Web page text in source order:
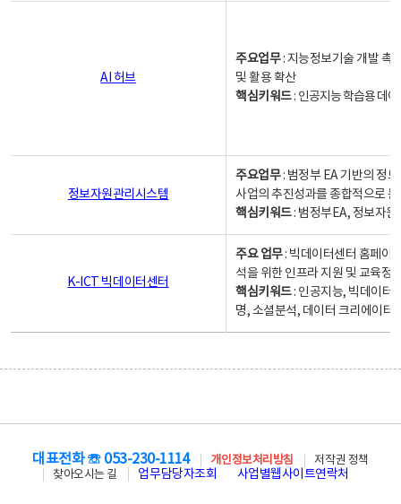
AI 허브
주요업무: 지능정보기술 개발 촉
및 활용 확산
핵심키워드: 인공지능 학습용 데
정보자원관리시스템
주요업무: 범정부 EA 기반의 정
사업의 추진성과를 종합적으로
핵심키워드: 범정부EA, 정보자
K-ICT 빅데이터센터
주요 업무: 빅데이터센터 홈페이
석을 위한 인프라 지원 및 교육정
핵심키워드: 인공지능, 빅데이터,
명, 소셜분석, 데이터 크리에이터
대표전화 ☏ 053-230-1114 개인정보처리방침
저작권 정책
찾아오시는 길
업무담당자조회 사업별웹사이트연락처